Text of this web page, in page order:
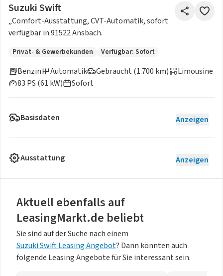
Suzuki Swift
„Comfort-Ausstattung, CVT-Automatik, sofort
verfügbar in 91522 Ansbach.
Privat- & Gewerbekunden Verfügbar: Sofort
Benzin
Gebraucht (1.700 km)
83 PS (61 kW)
Automatik
Limousine
Sofort
Basisdaten Anzeigen
Ausstattung Anzeigen
Aktuell ebenfalls auf
LeasingMarkt.de beliebt
Sie sind auf der Suche nach einem
Suzuki Swift Leasing Angebot? Dann könnten auch
folgende Leasing Angebote für Sie interessant sein.